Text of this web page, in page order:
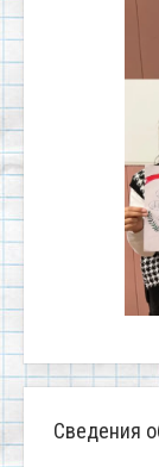
Сведения